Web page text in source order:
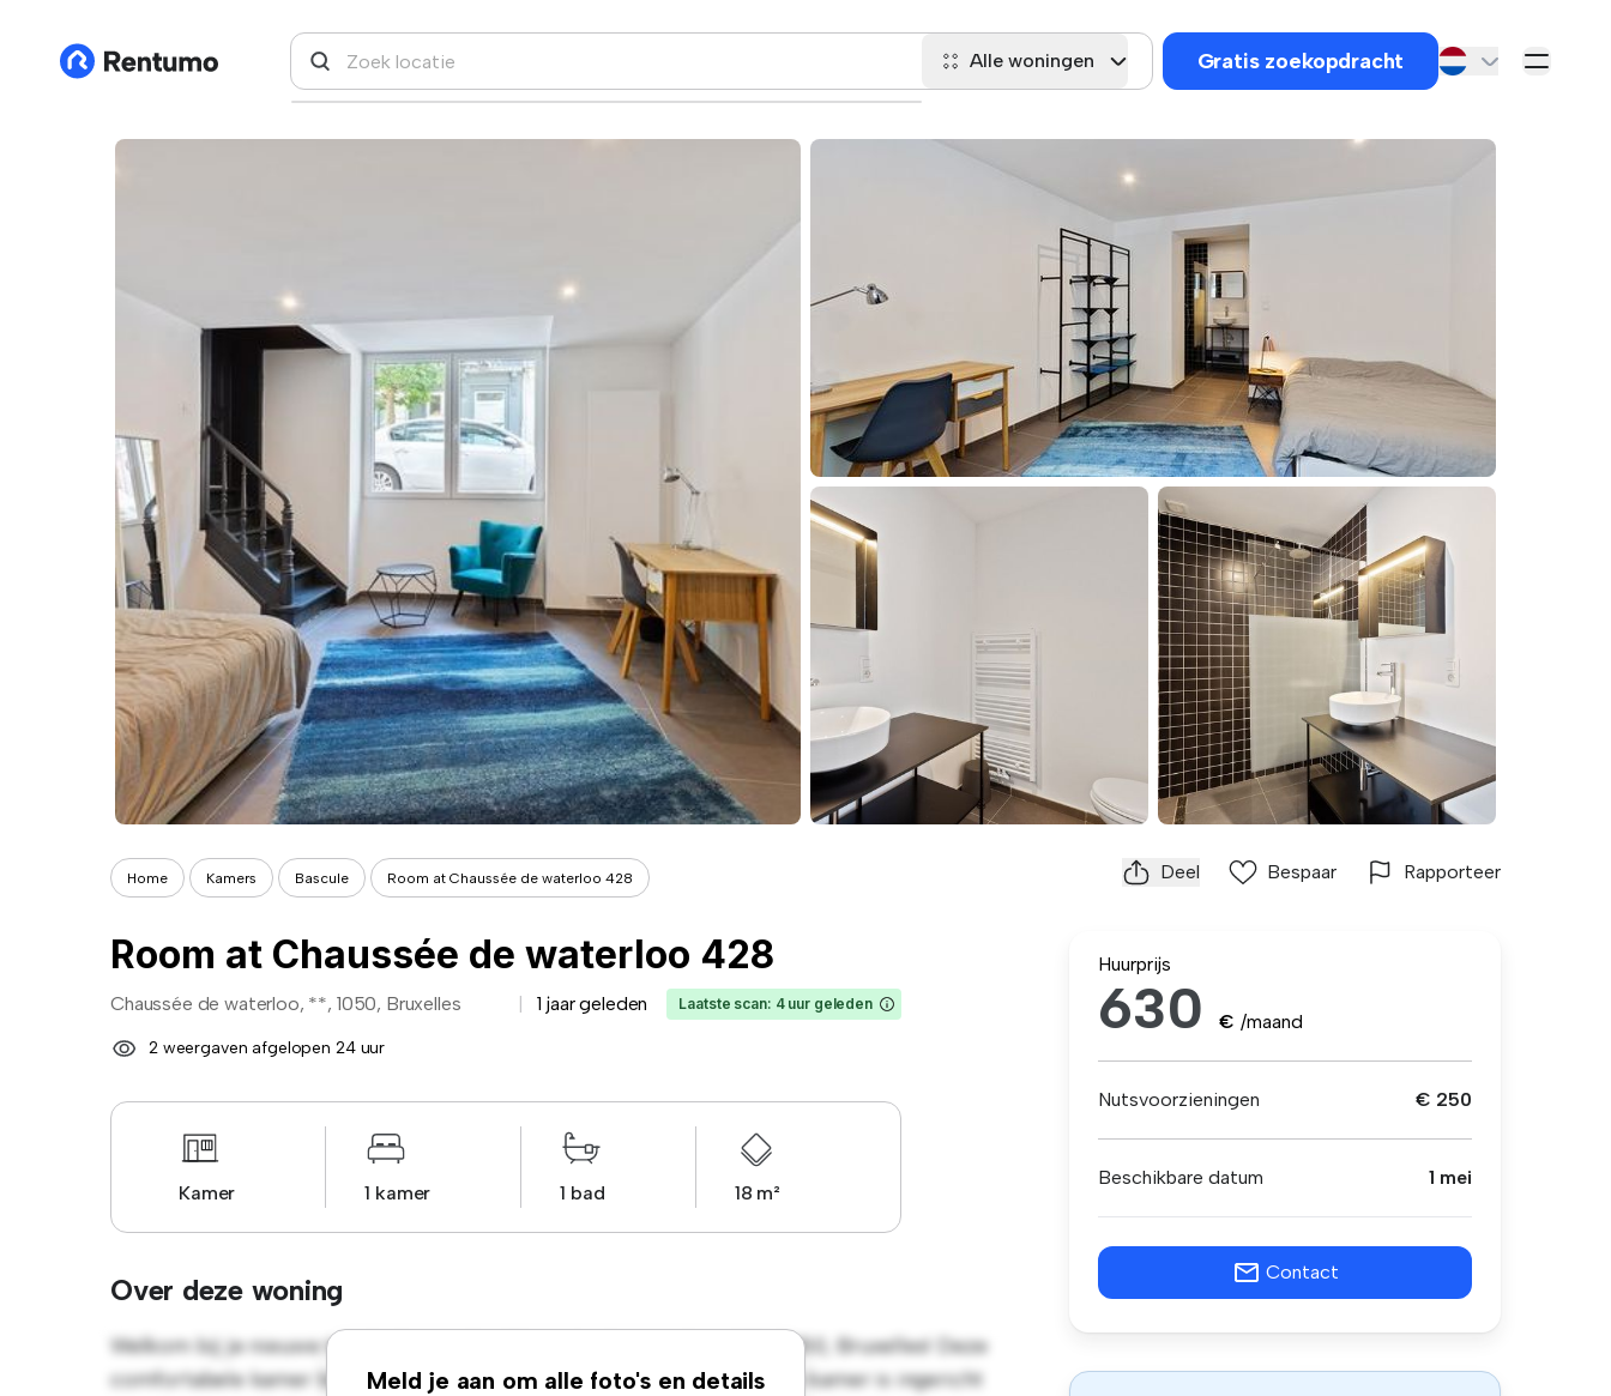
Alle woningen Gratis zoekopdracht
Home Kamers Bascule Room at Chaussée de waterloo 428 Deel Bespaar Rapporteer
Room at Chaussée de waterloo 428
Chaussée de waterloo, **, 1050, Bruxelles 1 jaar geleden Laatste scan: 4 uur geleden
2 weergaven afgelopen 24 uur
Kamer 1 kamer 1 bad 18 m²
Over deze woning
Meld je aan om alle foto's en details
Welkom bij je nieuwe toevluchtsoord in Chaussée de waterloo, 428, 1050, Bruxelles! Deze
comfortabele kamer biedt een rustige en persoonlijke leefruimte. Deze kamer is ingericht
Huurprijs
630 € /maand
Nutsvoorzieningen € 250
Beschikbare datum 1 mei
Contact